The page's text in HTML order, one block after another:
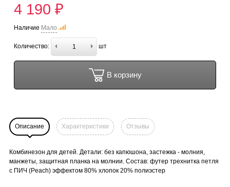
4 190 ₽
Наличие Мало
Количество: шт
В корзину
Описание Характеристики Отзывы
Комбинезон для детей. Детали: без капюшона, застежка - молния,
манжеты, защитная планка на молнии. Состав: футер трехнитка петля
с ПИЧ (Peach) эффектом 80% хлопок 20% полиэстер